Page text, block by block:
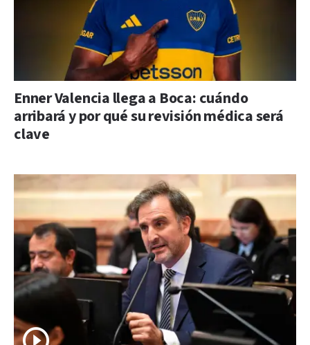
Enner Valencia llega a Boca: cuándo
arribará y por qué su revisión médica será
clave